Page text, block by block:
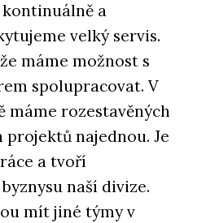
jen technika, je to
s Romanem Polzem
o betonu, kreativitě a práci
a
velký servis.
máme možnost s
spolupracovat. V
máme rozestavěných
najednou. Je
a tvoří
naší divize.
mít jiné týmy v